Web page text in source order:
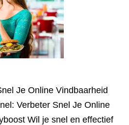
Je Online Vindbaarheid
Verbeter Snel Je Online
Wil je snel en effectief